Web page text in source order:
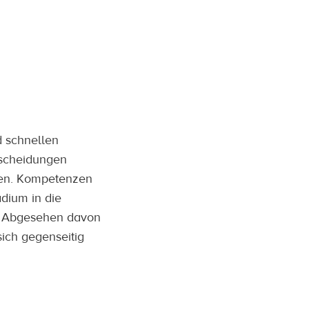
schnellen
Kompetenzen
in die
davon
gegenseitig